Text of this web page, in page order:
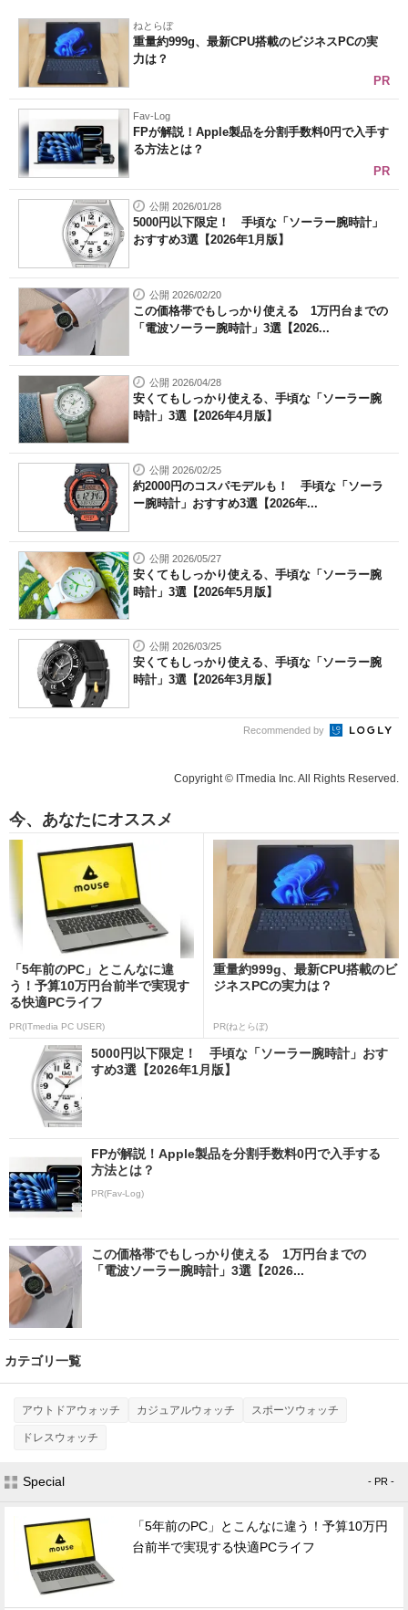
ねとらぼ
重量約999g、最新CPU搭載のビジネスPCの実
力は？
PR
Fav-Log
FPが解説！Apple製品を分割手数料0円で入手す
る方法とは？
PR
公開 2026/01/28
5000円以下限定！ 手頃な「ソーラー腕時計」
おすすめ3選【2026年1月版】
公開 2026/02/20
この価格帯でもしっかり使える 1万円台までの
「電波ソーラー腕時計」3選【2026...
公開 2026/04/28
安くてもしっかり使える、手頃な「ソーラー腕
時計」3選【2026年4月版】
公開 2026/02/25
約2000円のコスパモデルも！ 手頃な「ソーラ
ー腕時計」おすすめ3選【2026年...
公開 2026/05/27
安くてもしっかり使える、手頃な「ソーラー腕
時計」3選【2026年5月版】
公開 2026/03/25
安くてもしっかり使える、手頃な「ソーラー腕
時計」3選【2026年3月版】
Recommended by
Copyright © ITmedia Inc. All Rights Reserved.
今、あなたにオススメ
「5年前のPC」とこんなに違
う！予算10万円台前半で実現す
る快適PCライフ
PR(ITmedia PC USER)
重量約999g、最新CPU搭載のビ
ジネスPCの実力は？
PR(ねとらぼ)
5000円以下限定！ 手頃な「ソーラー腕時計」おす
すめ3選【2026年1月版】
FPが解説！Apple製品を分割手数料0円で入手する
方法とは？
PR(Fav-Log)
この価格帯でもしっかり使える 1万円台までの
「電波ソーラー腕時計」3選【2026...
カテゴリ一覧
アウトドアウォッチ カジュアルウォッチ スポーツウォッチ
ドレスウォッチ
Special - PR -
「5年前のPC」とこんなに違う！予算10万円
台前半で実現する快適PCライフ